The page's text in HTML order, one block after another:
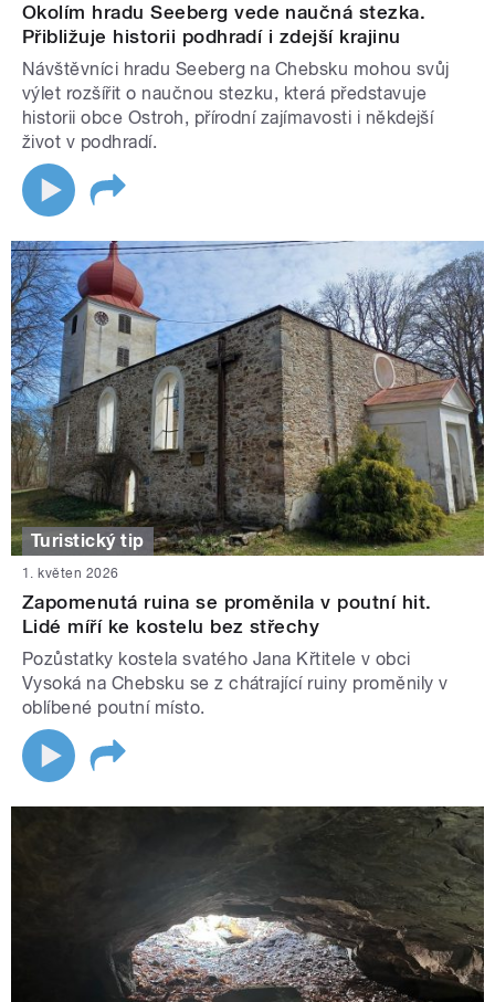
Okolím hradu Seeberg vede naučná stezka.
Přibližuje historii podhradí i zdejší krajinu
Návštěvníci hradu Seeberg na Chebsku mohou svůj
výlet rozšířit o naučnou stezku, která představuje
historii obce Ostroh, přírodní zajímavosti i někdejší
život v podhradí.
Turistický tip
1. květen 2026
Zapomenutá ruina se proměnila v poutní hit.
Lidé míří ke kostelu bez střechy
Pozůstatky kostela svatého Jana Křtitele v obci
Vysoká na Chebsku se z chátrající ruiny proměnily v
oblíbené poutní místo.